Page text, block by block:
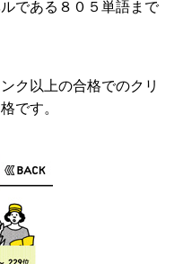
である８０５単語まで
ク以上の合格でのクリ
です。